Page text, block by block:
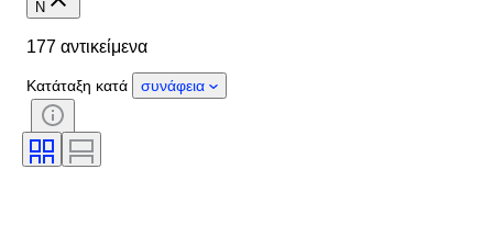
Τροφοδοσία
Εποχή
N
177 αντικείμενα
Κατάταξη κατά συνάφεια